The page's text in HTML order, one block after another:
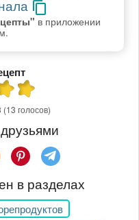
в приложении
(13 голосов)
в разделах